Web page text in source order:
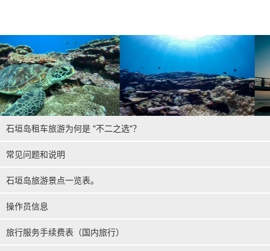
石垣岛租车旅游为何是 "不二之选"？
常见问题和说明
石垣岛旅游景点一览表。
操作员信息
旅行服务手续费表（国内旅行）